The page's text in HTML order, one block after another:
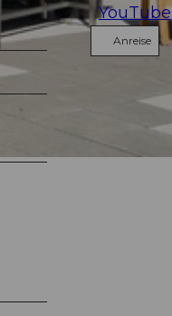
YouTube
Anreise